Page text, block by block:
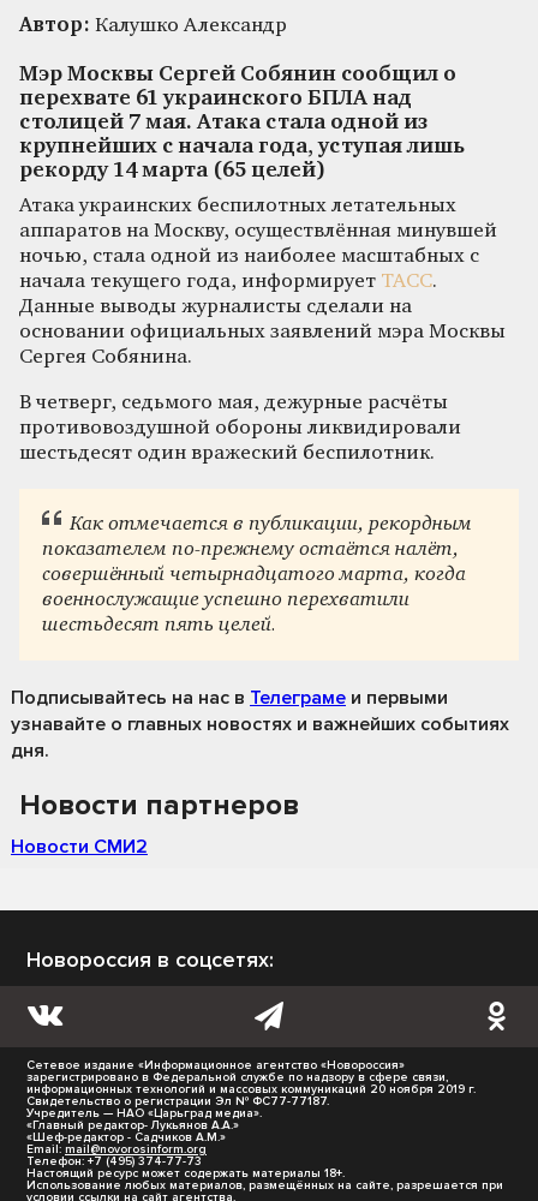
Автор: Калушко Александр
Мэр Москвы Сергей Собянин сообщил о
перехвате 61 украинского БПЛА над
столицей 7 мая. Атака стала одной из
крупнейших с начала года, уступая лишь
рекорду 14 марта (65 целей)
Атака украинских беспилотных летательных
аппаратов на Москву, осуществлённая минувшей
ночью, стала одной из наиболее масштабных с
начала текущего года, информирует ТАСС.
Данные выводы журналисты сделали на
основании официальных заявлений мэра Москвы
Сергея Собянина.
В четверг, седьмого мая, дежурные расчёты
противовоздушной обороны ликвидировали
шестьдесят один вражеский беспилотник.
Как отмечается в публикации, рекордным
показателем по-прежнему остаётся налёт,
совершённый четырнадцатого марта, когда
военнослужащие успешно перехватили
шестьдесят пять целей.
Подписывайтесь на нас в Телеграме и первыми
узнавайте о главных новостях и важнейших событиях
дня.
Новости партнеров
Новости СМИ2
Новороссия в соцсетях:
Сетевое издание «Информационное агентство «Новороссия»
зарегистрировано в Федеральной службе по надзору в сфере связи,
информационных технологий и массовых коммуникаций 20 ноября 2019 г.
Свидетельство о регистрации Эл № ФС77-77187.
Учредитель — НАО «Царьград медиа».
«Главный редактор- Лукьянов А.А.»
«Шеф-редактор - Садчиков А.М.»
Email: mail@novorosinform.org
Телефон: +7 (495) 374-77-73
Настоящий ресурс может содержать материалы 18+.
Использование любых материалов, размещённых на сайте, разрешается при
условии ссылки на сайт агентства.